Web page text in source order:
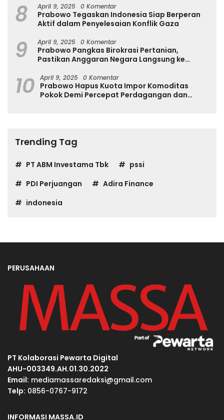
8 April 9, 2025 0 Komentar
Prabowo Tegaskan Indonesia Siap Berperan
Aktif dalam Penyelesaian Konflik Gaza
9 April 9, 2025 0 Komentar
Prabowo Pangkas Birokrasi Pertanian,
Pastikan Anggaran Negara Langsung ke
10 April 9, 2025 0 Komentar
Prabowo Hapus Kuota Impor Komoditas
Pokok Demi Percepat Perdagangan dan
Trending Tag
PT ABM Investama Tbk
pssi
PDI Perjuangan
Adira Finance
indonesia
PERUSAHAAN
PT Kolaborasi Pewarta Digital
AHU-003349.AH.01.30.2022
Email: mediamassaredaksi@gmail.com
Telp: 0856-0767-9172
INFORMASI MASSA.ID